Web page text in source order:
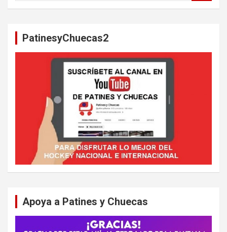
PatinesyChuecas2
Apoya a Patines y Chuecas